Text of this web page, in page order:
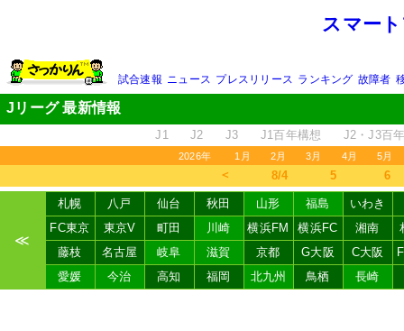
スマー
試合速報 ニュース プレスリリース ランキング 故障者
Jリーグ 最新情報
J1 J2 J3 J1百年構想 J2・J3百
2026年 1月 2月 3月 4月 5月
＜ 8/4 5 6
≪
札幌 八戸 仙台 秋田 山形 福島
いわき
FC東京
東京V 町田 川崎 横浜FM 横浜FC 湘南
藤枝
名古屋 岐阜 滋賀 京都 G大阪 C大阪
愛媛
今治 高知 福岡 北九州 鳥栖 長崎